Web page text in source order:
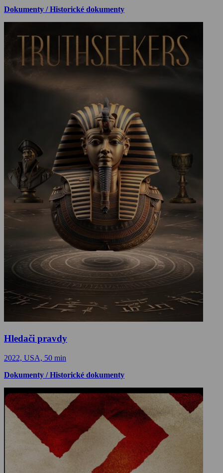
Dokumenty / Historické dokumenty
Hledači pravdy
2022, USA, 50 min
Dokumenty / Historické dokumenty